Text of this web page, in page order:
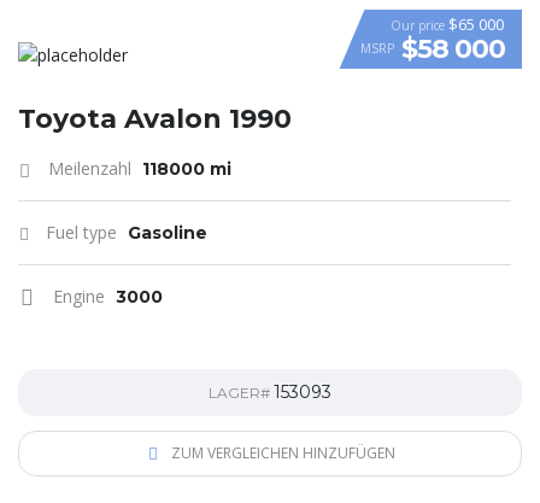
VIDEO
Our price $65 000
MSRP $58 000
Toyota Avalon 1990
Meilenzahl 118000 mi
Fuel type Gasoline
Engine 3000
LAGER# 153093
ZUM VERGLEICHEN HINZUFÜGEN